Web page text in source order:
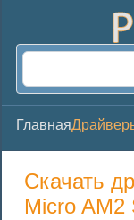
Главная
Скачать
Micro AM2